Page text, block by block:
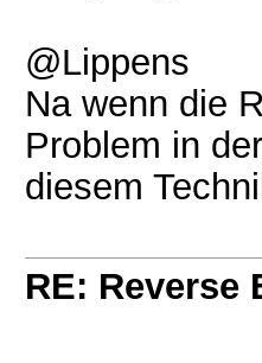
@Lippens
Na wenn die
Problem in
diesem
RE: Reverse